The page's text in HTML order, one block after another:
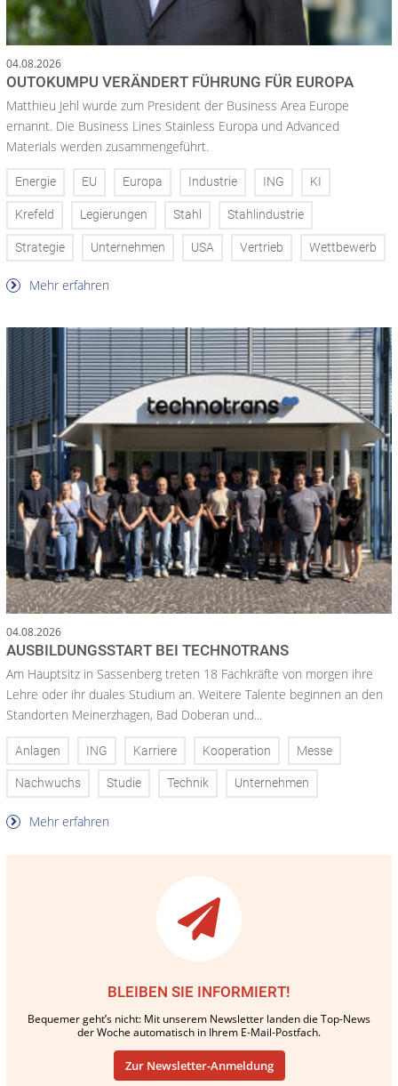
04.08.2026
OUTOKUMPU VERÄNDERT FÜHRUNG FÜR EUROPA
Matthieu Jehl wurde zum President der Business Area Europe
ernannt. Die Business Lines Stainless Europa und Advanced
Materials werden zusammengeführt.
Energie EU Europa Industrie ING KI
Krefeld Legierungen Stahl Stahlindustrie
Strategie Unternehmen USA Vertrieb Wettbewerb
Mehr erfahren
04.08.2026
AUSBILDUNGSSTART BEI TECHNOTRANS
Am Hauptsitz in Sassenberg treten 18 Fachkräfte von morgen ihre
Lehre oder ihr duales Studium an. Weitere Talente beginnen an den
Standorten Meinerzhagen, Bad Doberan und...
Anlagen ING Karriere Kooperation Messe
Nachwuchs Studie Technik Unternehmen
Mehr erfahren
BLEIBEN SIE INFORMIERT!
Bequemer geht’s nicht: Mit unserem Newsletter landen die Top-News
der Woche automatisch in Ihrem E-Mail-Postfach.
Zur Newsletter-Anmeldung